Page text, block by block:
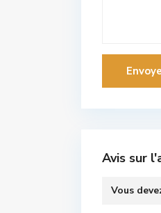
Avis sur
Vous